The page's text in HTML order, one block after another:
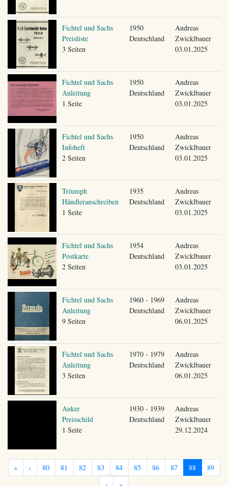
Fichtel und Sachs
Preisliste
3 Seiten
1950
Deutschland
Andreas
Zwicklbauer
03.01.2025
Fichtel und Sachs
Anleitung
1 Seite
1950
Deutschland
Andreas
Zwicklbauer
03.01.2025
Fichtel und Sachs
Infoheft
2 Seiten
1950
Deutschland
Andreas
Zwicklbauer
03.01.2025
Triumph
Händleranschreiben
1 Seite
1935
Deutschland
Andreas
Zwicklbauer
03.01.2025
Fichtel und Sachs
Postkarte
2 Seiten
1954
Deutschland
Andreas
Zwicklbauer
03.01.2025
Fichtel und Sachs
Anleitung
9 Seiten
1960 - 1969
Deutschland
Andreas
Zwicklbauer
06.01.2025
Fichtel und Sachs
Anleitung
3 Seiten
1970 - 1979
Deutschland
Andreas
Zwicklbauer
06.01.2025
Anker
Preisschild
1 Seite
1930 - 1939
Deutschland
Andreas
Zwicklbauer
29.12.2024
« ‹ 80 81 82 83 84 85 86 87 88
89
›
»